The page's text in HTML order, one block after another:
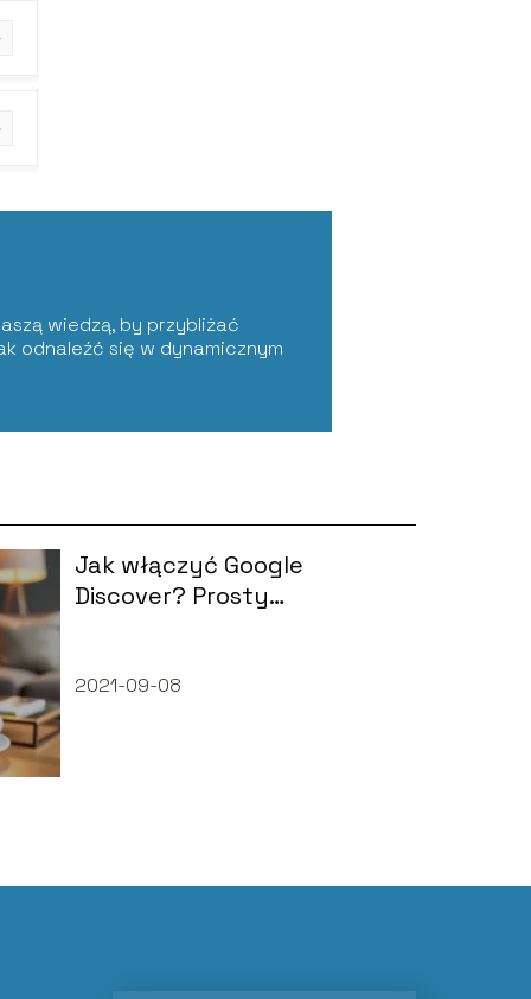
wiedzą, by przybliżać
odnaleźć się w dynamicznym
Jak włączyć Google
Discover? Prosty
2021-09-08